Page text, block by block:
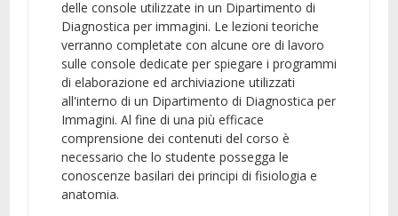
delle console utilizzate in un Dipartimento di
Diagnostica per immagini. Le lezioni teoriche
verranno completate con alcune ore di lavoro
sulle console dedicate per spiegare i programmi
di elaborazione ed archiviazione utilizzati
all'interno di un Dipartimento di Diagnostica per
Immagini. Al fine di una più efficace
comprensione dei contenuti del corso è
necessario che lo studente possegga le
conoscenze basilari dei principi di fisiologia e
anatomia.